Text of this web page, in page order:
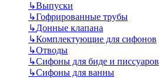
↳Выпуски
↳Гофрированные трубы
↳Донные клапана
↳Комплектующие для сифонов
↳Отводы
↳Сифоны для биде и писсуаров
↳Сифоны для ванны